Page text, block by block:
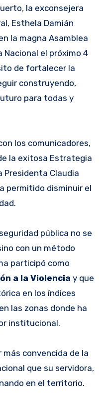
la exconsejera
Esthela Damián
la magna Asamblea
Nacional el próximo 4
de fortalecer la
construyendo,
para todas y
los comunicadores,
la exitosa Estrategia
Presidenta Claudia
permitido disminuir el
pública no se
con un método
participó como
a la Violencia y que
en los índices
las zonas donde ha
institucional.
más convencida de la
que su servidora,
en el territorio.